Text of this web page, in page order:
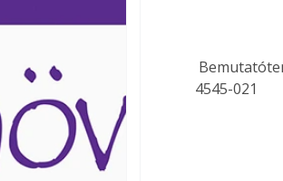
mert: – t
4545-021